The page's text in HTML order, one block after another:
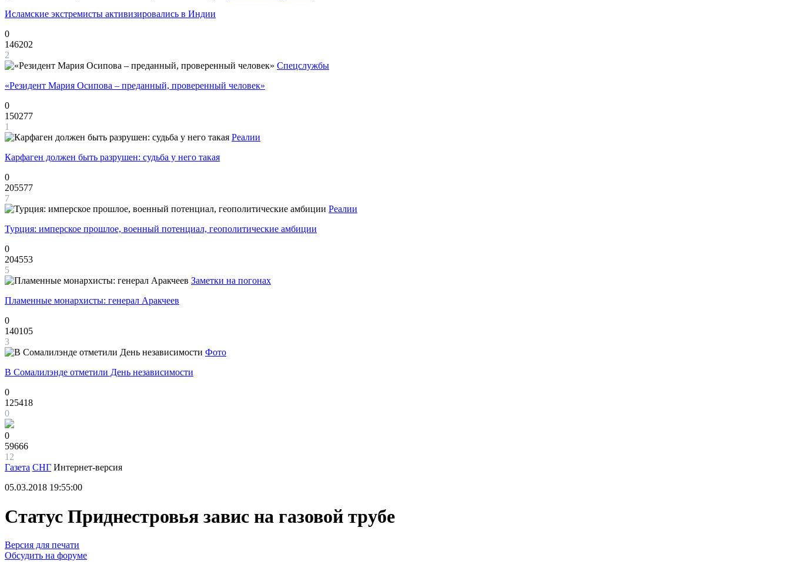
Исламские экстремисты активизировались в Индии
0
146202
2
Спецслужбы
«Резидент Мария Осипова – преданный, проверенный человек»
0
150277
1
Реалии
Карфаген должен быть разрушен: судьба у него такая
0
205577
7
Реалии
Турция: имперское прошлое, военный потенциал, геополитические амбиции
0
204553
5
Заметки на погонах
Пламенные монархисты: генерал Аракчеев
0
140105
3
Фото
В Сомалилэнде отметили День независимости
0
125418
0
0
59666
12
Газета СНГ Интернет-версия
05.03.2018 19:55:00
Статус Приднестровья завис на газовой трубе
Версия для печати
Обсудить на форуме